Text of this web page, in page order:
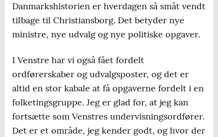
Danmarkshistorien er hverdagen så småt vendt
tilbage til Christiansborg. Det betyder nye
ministre, nye udvalg og nye politiske opgaver.
I Venstre har vi også fået fordelt
ordførerskaber og udvalgsposter, og det er
altid en stor kabale at få opgaverne fordelt i en
folketingsgruppe. Jeg er glad for, at jeg kan
fortsætte som Venstres undervisningsordfører.
Det er et område, jeg kender godt, og hvor der